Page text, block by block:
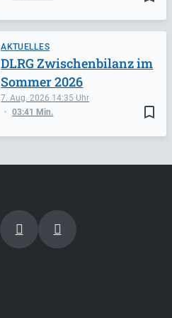
AKTUELLES
bookmark_border
7. Aug. 2026 14:35
03:41 Min.
DLRG Zwischenbilanz im
Sommer 2026